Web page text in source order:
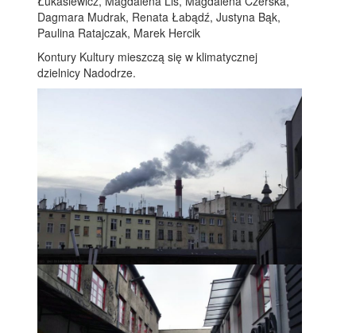
Dagmara Mudrak, Renata Łabądź, Justyna Bąk,
Paulina Ratajczak, Marek Hercik
Kontury Kultury mieszczą się w klimatycznej
dzielnicy Nadodrze.